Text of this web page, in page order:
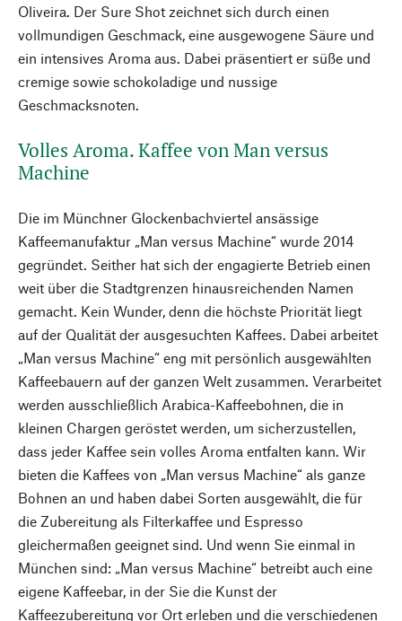
Oliveira. Der Sure Shot zeichnet sich durch einen
vollmundigen Geschmack, eine ausgewogene Säure und
ein intensives Aroma aus. Dabei präsentiert er süße und
cremige sowie schokoladige und nussige
Geschmacksnoten.
Volles Aroma. Kaffee von Man versus
Machine
Die im Münchner Glockenbachviertel ansässige
Kaffeemanufaktur „Man versus Machine“ wurde 2014
gegründet. Seither hat sich der engagierte Betrieb einen
weit über die Stadtgrenzen hinausreichenden Namen
gemacht. Kein Wunder, denn die höchste Priorität liegt
auf der Qualität der ausgesuchten Kaffees. Dabei arbeitet
„Man versus Machine“ eng mit persönlich ausgewählten
Kaffeebauern auf der ganzen Welt zusammen. Verarbeitet
werden ausschließlich Arabica-Kaffeebohnen, die in
kleinen Chargen geröstet werden, um sicherzustellen,
dass jeder Kaffee sein volles Aroma entfalten kann. Wir
bieten die Kaffees von „Man versus Machine“ als ganze
Bohnen an und haben dabei Sorten ausgewählt, die für
die Zubereitung als Filterkaffee und Espresso
gleichermaßen geeignet sind. Und wenn Sie einmal in
München sind: „Man versus Machine“ betreibt auch eine
eigene Kaffeebar, in der Sie die Kunst der
Kaffeezubereitung vor Ort erleben und die verschiedenen